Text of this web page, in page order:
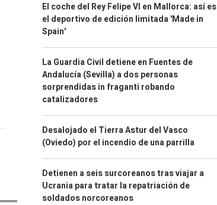
El coche del Rey Felipe VI en Mallorca: así es
el deportivo de edición limitada 'Made in
Spain'
La Guardia Civil detiene en Fuentes de
Andalucía (Sevilla) a dos personas
sorprendidas in fraganti robando
catalizadores
Desalojado el Tierra Astur del Vasco
(Oviedo) por el incendio de una parrilla
Detienen a seis surcoreanos tras viajar a
Ucrania para tratar la repatriación de
soldados norcoreanos